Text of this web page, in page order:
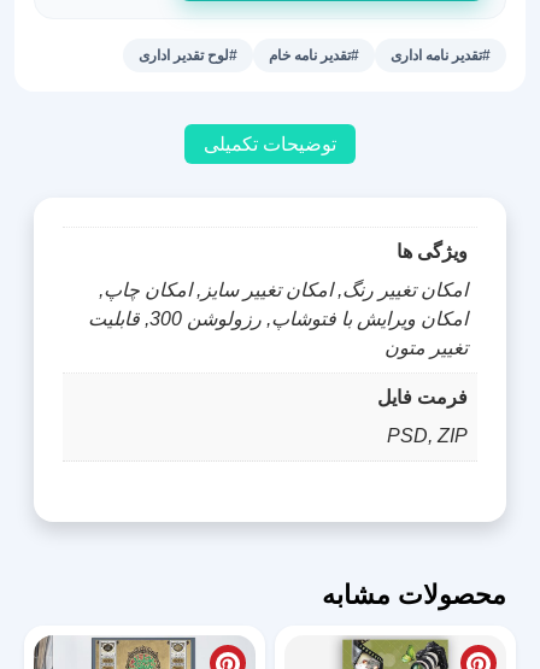
لایه
باز
#تقدیر نامه اداری #تقدیر نامه خام #لوح تقدیر اداری
توضیحات تکمیلی
ویژگی ها
امکان تغییر رنگ, امکان تغییر سایز, امکان چاپ,
امکان ویرایش با فتوشاپ, رزولوشن 300, قابلیت
تغییر متون
فرمت فایل
PSD, ZIP
محصولات مشابه